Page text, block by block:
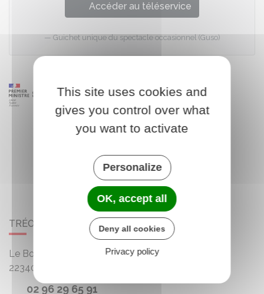
Accéder au téléservice
Guichet unique du spectacle occasionnel (Guso)
TRÉOGAN
Le Bourg
22340
02 96 29 65 91
This site uses cookies and
gives you control over what
you want to activate
Personalize
OK, accept all
Deny all cookies
Privacy policy